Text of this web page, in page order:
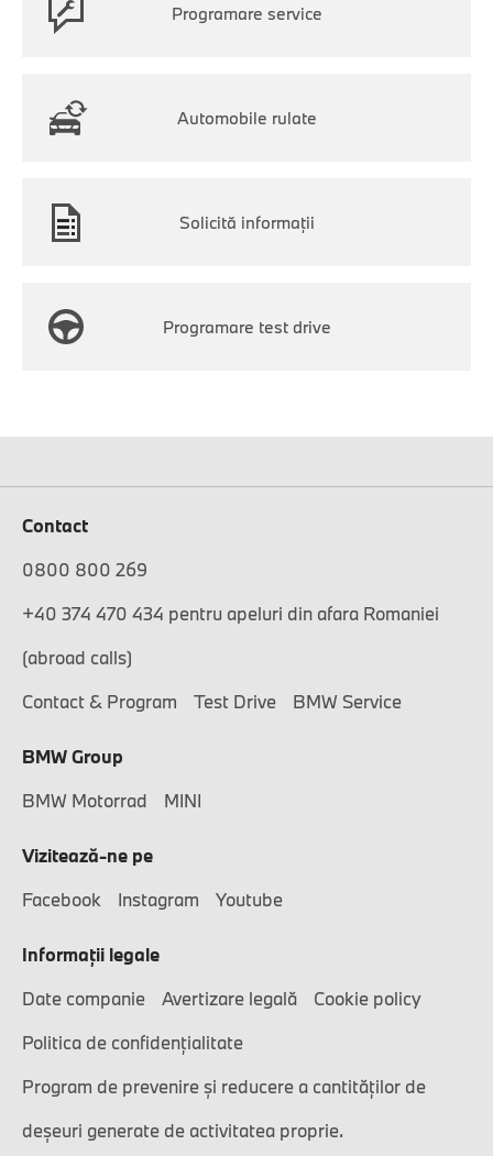
Programare service
Automobile rulate
Solicită informaţii
Programare test drive
Contact
0800 800 269
+40 374 470 434 pentru apeluri din afara Romaniei
(abroad calls)
Contact & Program
Test Drive BMW Service
BMW Group
BMW Motorrad
MINI
Vizitează-ne pe
Facebook
Instagram Youtube
Informaţii legale
Date companie
Avertizare legală
Cookie policy
Politica de confidențialitate
Program de prevenire și reducere a cantităților de
deșeuri generate de activitatea proprie.